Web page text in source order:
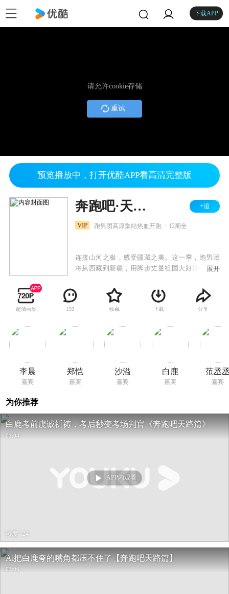
下载APP
请允许cookie存储
重试
预览播放中，打开优酷APP看高清完整版
奔跑吧·天路篇 +追
VIP 跑男团高原集结热血开跑 12期全
连接山河之极，感受疆藏之美。这一季，跑男团
将从西藏到新疆，用脚步丈量祖国大好河山，用
照金山的震撼，身着民族服饰融入藏地风情，体
悟那份纯粹与神圣；在新疆，寻觅街头巷尾的美
食香气，沉浸于多元文化的独特魅力，解锁不一
展开
超清画质 193 收藏 下载 分享
李晨
嘉宾
郑恺
嘉宾
沙溢
嘉宾
白鹿
嘉宾
范丞
嘉宾
为你推荐
白鹿考前虔诚祈祷，考后秒变考场判官《奔跑吧天路篇》
01:04
APP内观看
热度 124
Ai把白鹿夸的嘴角都压不住了【奔跑吧天路篇】
01:06